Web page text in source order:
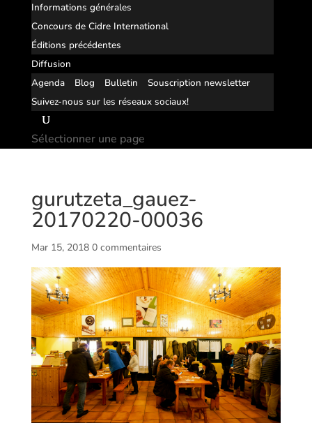
Informations générales
Concours de Cidre International
Éditions précédentes
Diffusion
Agenda
Blog Bulletin
Souscription newsletter
Suivez-nous sur les réseaux sociaux!
Sélectionner une page
gurutzeta_gauez-
20170220-00036
Mar 15, 2018 0 commentaires